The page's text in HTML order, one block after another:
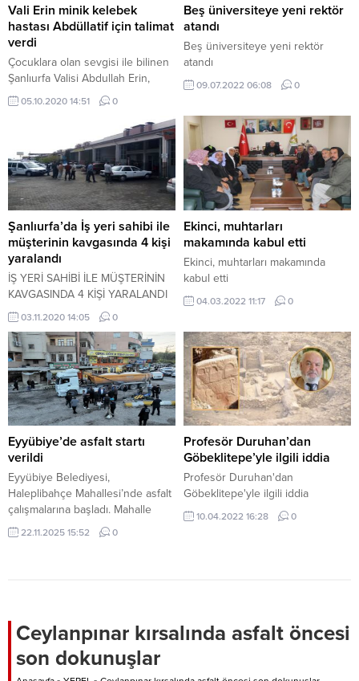
Vali Erin minik kelebek
hastası Abdüllatif için talimat
verdi
Çocuklara olan sevgisi ile bilinen
Şanlıurfa Valisi Abdullah Erin,
kelebek hastası minik Abdüllatif’in
acılarını hafifletmek ve ailesine
destek için talimat verdi. Vali
Erin’in talimatıyla Sosyal
Yardımlaşma ve Dayanışma Vakfı
tarafından acil nakit ihtiyacı
karşılanan aileye, sosyal
ekonomik destek sağlanması için
de işlem başlatıldı. Akçakale
Sosyal Hizmet Merkezi tarafından
tedavisi için...
05.10.2020 14:51 0
Beş üniversiteye yeni rektör
atandı
Beş üniversiteye yeni rektör
atandı
09.07.2022 06:08 0
Şanlıurfa’da İş yeri sahibi ile
müşterinin kavgasında 4 kişi
yaralandı
İŞ YERİ SAHİBİ İLE MÜŞTERİNİN
KAVGASINDA 4 KİŞİ YARALANDI
03.11.2020 14:05 0
Ekinci, muhtarları
makamında kabul etti
Ekinci, muhtarları makamında
kabul etti
04.03.2022 11:17 0
Eyyübiye’de asfalt startı
verildi
Eyyübiye Belediyesi,
Haleplibahçe Mahallesi’nde asfalt
çalışmalarına başladı. Mahalle
sakinlerine sürpriz yapan Başkan
Mehmet Kuş, Fatih Sultan
verdi. Şanlıurfa’nın en büyük
ilçesi Eyyübiye’de başlatılan yol
yapım seferberliğine asfalt
çalışmalarını da ekleyen Eyyübiye
22.11.2025 15:52 0
Profesör Duruhan’dan
Göbeklitepe’yle ilgili iddia
Profesör Duruhan'dan
Göbeklitepe'yle ilgili iddia
10.04.2022 16:28 0
Ceylanpınar kırsalında asfalt öncesi
son dokunuşlar